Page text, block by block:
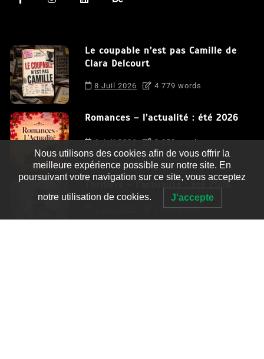
Le coupable n’est pas Camille de
Clara Delcourt
8 Juil 2026 4 779 words
Romances – l’actualité : été 2026
6 Juil 2026 3 052 words
Thrillers – l’actualité : été 2026
2 995 words
Nous utilisons des cookies afin de vous offrir la
meilleure expérience possible sur notre site. En
poursuivant votre navigation sur ce site, vous acceptez
notre utilisation de cookies. J'accepte